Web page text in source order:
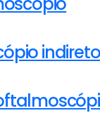
indireto